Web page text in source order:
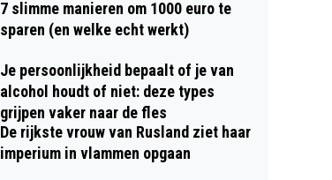
7 slimme manieren om 1000 euro te
sparen (en welke echt werkt)
Je persoonlijkheid bepaalt of je van
alcohol houdt of niet: deze types
grijpen vaker naar de fles
De rijkste vrouw van Rusland ziet haar
imperium in vlammen opgaan